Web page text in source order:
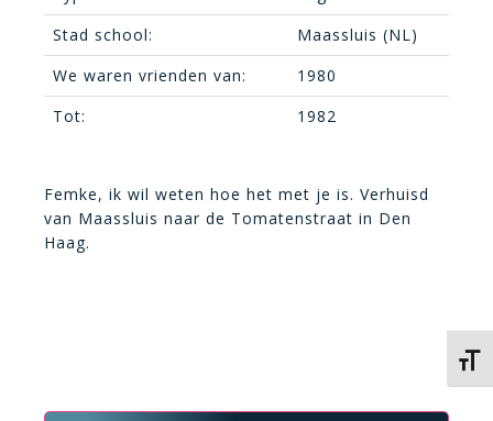
Stad school:
Maassluis (NL)
We waren vrienden van:
1980
Tot:
1982
Femke, ik wil weten hoe het met je is. Verhuisd
van Maassluis naar de Tomatenstraat in Den
Haag.